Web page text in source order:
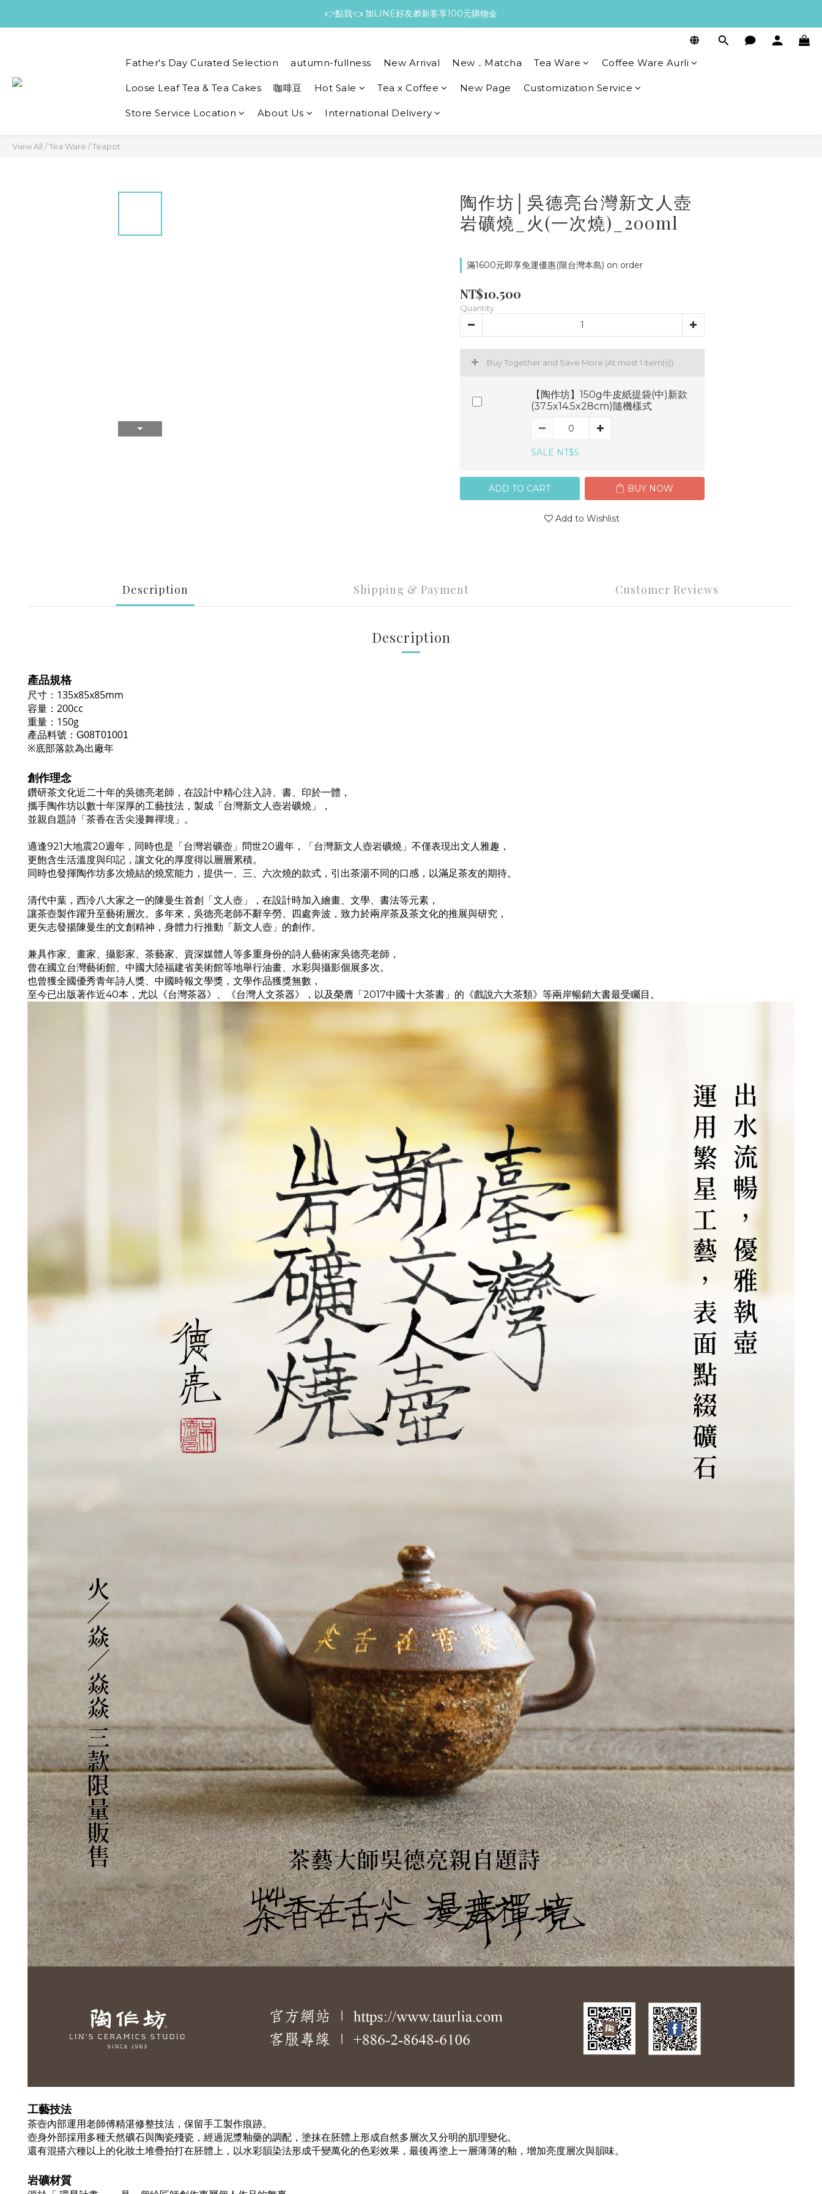
👉點我👈 加LINE好友🎁新客享100元購物金
Father's Day Curated Selection autumn-fullness New Arrival New．Matcha Tea Ware Coffee Ware Aurli
Loose Leaf Tea & Tea Cakes 咖啡豆 Hot Sale Tea x Coffee New Page Customization Service
Store Service Location About Us International Delivery
View All /Tea Ware /Teapot
陶作坊│吳德亮台灣新文人壺
岩礦燒_火(一次燒)_200ml
滿1600元即享免運優惠(限台灣本島) on order
NT$10,500
Quantity
Buy Together and Save More (At most 1 item(s))
【陶作坊】150g牛皮紙提袋(中)新款
(37.5x14.5x28cm)隨機樣式
SALE NT$5
ADD TO CART BUY NOW
Add to Wishlist
Description Shipping & Payment Customer Reviews
Description
產品規格
尺寸 ：135x85x85mm
容量 ：200cc
重量：150g
產品料號 ： G08T01001
※底部落款為出廠年
創作理念
鑽研茶文化近二十年的吳德亮老師，在設計中精心注入詩、書、印於一體，
攜手陶作坊以數十年深厚的工藝技法，製成「台灣新文人壺岩礦燒」，
並親自題詩「茶香在舌尖漫舞禪境」。
適逢921 大地震20週年，同時也是「台灣岩礦壺」問世20週年，「台灣新文人壺岩礦燒」不僅表現出文人雅趣，
更飽含生活溫度與印記，讓文化的厚度得以層層累積。
同時也發揮陶作坊多次燒結的燒窯能力，提供一、三、六次燒的款式，引出茶湯不同的口感，以滿足茶友的期待。
清代中葉，西泠八大家之一的陳曼生首創「文人壺」，在設計時加入繪畫、文學、書法等元素，
讓茶壺製作躍升至藝術層次。多年來，吳德亮老師不辭辛勞、四處奔波，致力於兩岸茶及茶文化的推展與研究，
更矢志發揚陳曼生的文創精神，身體力行推動「新文人壺」的創作。
兼具作家、畫家、攝影家、茶藝家、資深媒體人等多重身份的詩人藝術家吳德亮老師，
曾在國立台灣藝術館、中國大陸福建省美術館等地舉行油畫、水彩與攝影個展多次。
也曾獲全國優秀青年詩人獎、中國時報文學獎，文學作品獲獎無數，
至今已出版著作近40本，尤以《台灣茶器》、《台灣人文茶器》，以及榮膺「 2017中國十大茶書」的《戲說六大茶類》等兩岸暢銷大書最受矚目。
工藝技法
茶壺內部運用老師傅精湛修整技法，保留手工製作痕跡。
壺身外部採用多種天然礦石與陶瓷殘瓷，經過泥漿釉藥的調配，塗抹在胚體上形成自然多層次又分明的肌理變化。
還有混搭六種以上的化妝土堆疊拍打在胚體上，以水彩韻染法形成千變萬化的色彩效果，最後再塗上一層薄薄的釉，增加亮度層次與韻味。
岩礦材質